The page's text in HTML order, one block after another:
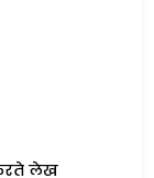
लेख